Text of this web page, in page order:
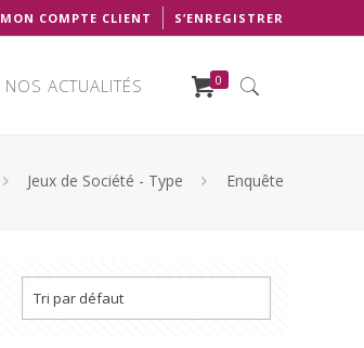
MON COMPTE CLIENT S’ENREGISTRER
NOS ACTUALITÉS 0
Jeux de Société - Type Enquête